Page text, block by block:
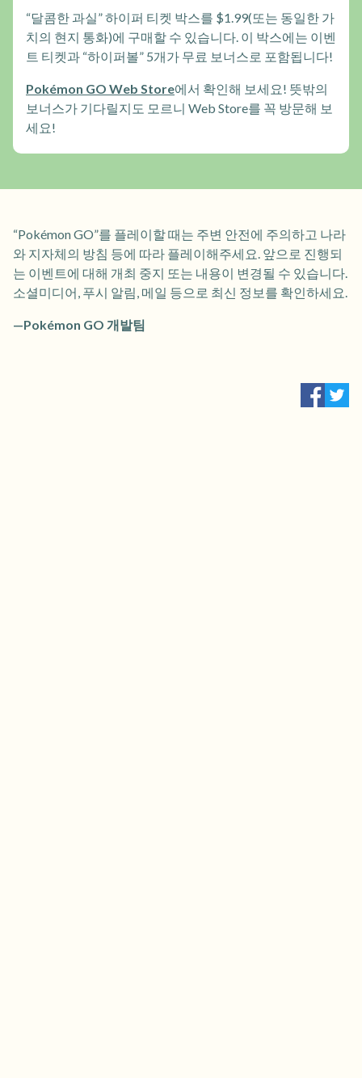
“달콤한 과실” 하이퍼 티켓 박스를 $1.99(또는 동일한 가
치의 현지 통화)에 구매할 수 있습니다. 이 박스에는 이벤
트 티켓과 “하이퍼볼” 5개가 무료 보너스로 포함됩니다!
Pokémon GO Web Store에서 확인해 보세요! 뜻밖의
보너스가 기다릴지도 모르니 Web Store를 꼭 방문해 보
세요!
“Pokémon GO”를 플레이할 때는 주변 안전에 주의하고 나라
와 지자체의 방침 등에 따라 플레이해주세요. 앞으로 진행되
는 이벤트에 대해 개최 중지 또는 내용이 변경될 수 있습니다.
소셜미디어, 푸시 알림, 메일 등으로 최신 정보를 확인하세요.
—Pokémon GO 개발팀